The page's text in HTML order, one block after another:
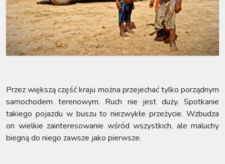
Przez większą część kraju można przejechać tylko porządnym
samochodem terenowym. Ruch nie jest duży. Spotkanie
takiego pojazdu w buszu to niezwykłe przeżycie. Wzbudza
on wielkie zainteresowanie wśród wszystkich, ale maluchy
biegną do niego zawsze jako pierwsze.